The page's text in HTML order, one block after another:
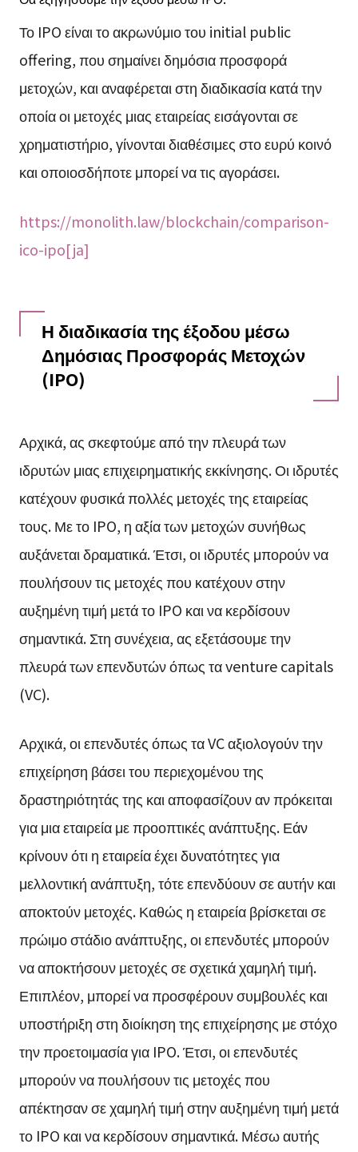
Το IPO είναι το ακρωνύμιο του initial public
offering, που σημαίνει δημόσια προσφορά
μετοχών, και αναφέρεται στη διαδικασία κατά την
οποία οι μετοχές μιας εταιρείας εισάγονται σε
χρηματιστήριο, γίνονται διαθέσιμες στο ευρύ κοινό
και οποιοσδήποτε μπορεί να τις αγοράσει.
https://monolith.law/blockchain/comparison-
ico-ipo[ja]
Η διαδικασία της έξοδου μέσω
Δημόσιας Προσφοράς Μετοχών
(IPO)
Αρχικά, ας σκεφτούμε από την πλευρά των
ιδρυτών μιας επιχειρηματικής εκκίνησης. Οι ιδρυτές
κατέχουν φυσικά πολλές μετοχές της εταιρείας
τους. Με το IPO, η αξία των μετοχών συνήθως
αυξάνεται δραματικά. Έτσι, οι ιδρυτές μπορούν να
πουλήσουν τις μετοχές που κατέχουν στην
αυξημένη τιμή μετά το IPO και να κερδίσουν
σημαντικά. Στη συνέχεια, ας εξετάσουμε την
πλευρά των επενδυτών όπως τα venture capitals
(VC).
Αρχικά, οι επενδυτές όπως τα VC αξιολογούν την
επιχείρηση βάσει του περιεχομένου της
δραστηριότητάς της και αποφασίζουν αν πρόκειται
για μια εταιρεία με προοπτικές ανάπτυξης. Εάν
κρίνουν ότι η εταιρεία έχει δυνατότητες για
μελλοντική ανάπτυξη, τότε επενδύουν σε αυτήν και
αποκτούν μετοχές. Καθώς η εταιρεία βρίσκεται σε
πρώιμο στάδιο ανάπτυξης, οι επενδυτές μπορούν
να αποκτήσουν μετοχές σε σχετικά χαμηλή τιμή.
Επιπλέον, μπορεί να προσφέρουν συμβουλές και
υποστήριξη στη διοίκηση της επιχείρησης με στόχο
την προετοιμασία για IPO. Έτσι, οι επενδυτές
μπορούν να πουλήσουν τις μετοχές που
απέκτησαν σε χαμηλή τιμή στην αυξημένη τιμή μετά
το IPO και να κερδίσουν σημαντικά. Μέσω αυτής